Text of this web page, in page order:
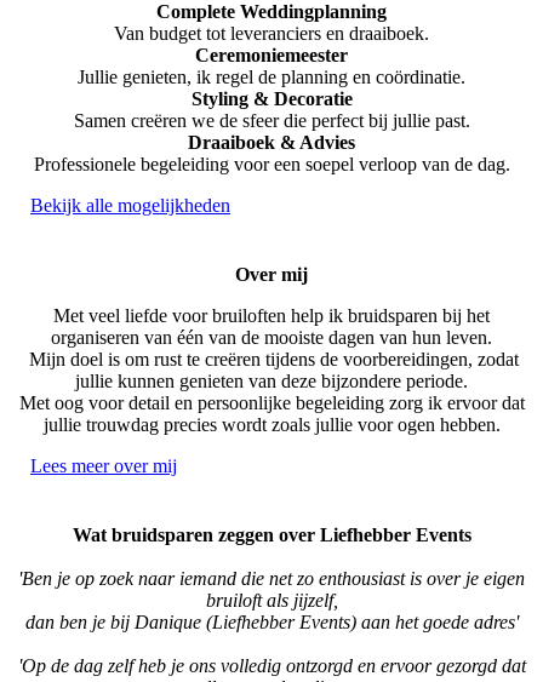
Complete Weddingplanning
Van budget tot leveranciers en draaiboek.
Ceremoniemeester
Jullie genieten, ik regel de planning en coördinatie.
Styling & Decoratie
Samen creëren we de sfeer die perfect bij jullie past.
Draaiboek & Advies
Professionele begeleiding voor een soepel verloop van de dag.
Bekijk alle mogelijkheden
Over mij
Met veel liefde voor bruiloften help ik bruidsparen bij het
organiseren van één van de mooiste dagen van hun leven.
Mijn doel is om rust te creëren tijdens de voorbereidingen, zodat
jullie kunnen genieten van deze bijzondere periode.
Met oog voor detail en persoonlijke begeleiding zorg ik ervoor dat
jullie trouwdag precies wordt zoals jullie voor ogen hebben.
Lees meer over mij
Wat bruidsparen zeggen over Liefhebber Events
'Ben je op zoek naar iemand die net zo enthousiast is over je eigen
bruiloft als jijzelf,
dan ben je bij Danique (Liefhebber Events) aan het goede adres'
'Op de dag zelf heb je ons volledig ontzorgd en ervoor gezorgd dat